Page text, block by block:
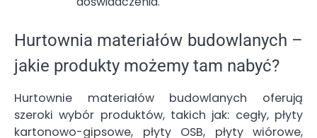
Hurtownia materiałów budowlanych –
jakie produkty możemy tam nabyć?
Hurtownie materiałów budowlanych oferują
szeroki wybór produktów, takich jak: cegły, płyty
kartonowo-gipsowe, płyty OSB, płyty wiórowe,